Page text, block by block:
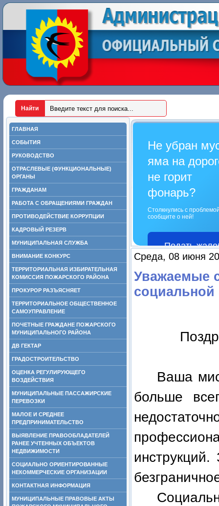
ГЛАВНАЯ
СОБЫТИЯ
РУКОВОДСТВО
ОТРАСЛЕВЫЕ (ФУНКЦИОНАЛЬНЫЕ)
ОРГАНЫ
ГРАЖДАНАМ
РАБОТА С ОБРАЩЕНИЯМИ ГРАЖДАН
ПРОТИВОДЕЙСТВИЕ КОРРУПЦИИ
КАДРОВЫЙ РЕЗЕРВ
МУНИЦИПАЛЬНАЯ СЛУЖБА
ВНИМАНИЕ КОНКУРС
ТЕРРИТОРИАЛЬНАЯ ИЗБИРАТЕЛЬНАЯ
КОМИССИЯ ПОЖАРСКОГО РАЙОНА
ПРОКУРОР РАЗЪЯСНЯЕТ
ТЕРРИТОРИАЛЬНОЕ ОБЩЕСТВЕННОЕ
САМОУПРАВЛЕНИЕ
ПОЧЕТНЫЕ ГРАЖДАНЕ ПОЖАРСКОГО
МУНИЦИПАЛЬНОГО РАЙОНА
ДВ ГЕКТАР
ГРАДОСТРОИТЕЛЬСТВО
ОЦЕНКА РЕГУЛИРУЮЩЕГО
ВОЗДЕЙСТВИЯ
МУНИЦИПАЛЬНЫЕ ПАССАЖИРСКИЕ
ПЕРЕВОЗКИ
МАЛОЕ И СРЕДНЕЕ
ПРЕДПРИНИМАТЕЛЬСТВО
ВЫЯВЛЕНИЕ ПРАВООБЛАДАТЕЛЕЙ
РАНЕЕ УЧТЕННЫХ ОБЪЕКТОВ
НЕДВИЖИМОСТИ
СОЦИАЛЬНО ОРИЕНТИРОВАННЫЕ
НЕКОММЕРЧЕСКИЕ ОРГАНИЗАЦИИ
КОНТАКТНАЯ ИНФОРМАЦИЯ
МУНИЦИПАЛЬНЫЕ ПРАВОВЫЕ АКТЫ
Не убран
яма на
не горит
фонарь?
Столкнулись с
сообщите о ней!
Подать
Среда, 08 июня
Уважаемые
Ваша
больше